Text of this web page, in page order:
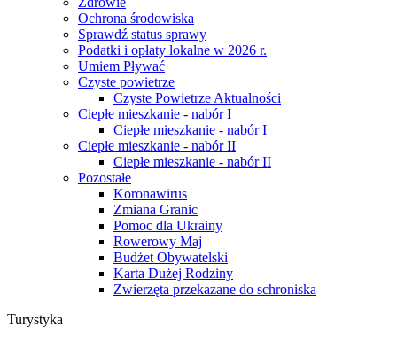
Ochrona środowiska
Sprawdź status sprawy
Podatki i opłaty lokalne w 2026 r.
Umiem Pływać
Czyste powietrze
Czyste Powietrze Aktualności
Ciepłe mieszkanie - nabór I
Ciepłe mieszkanie - nabór I
Ciepłe mieszkanie - nabór II
Ciepłe mieszkanie - nabór II
Pozostałe
Koronawirus
Zmiana Granic
Pomoc dla Ukrainy
Rowerowy Maj
Budżet Obywatelski
Karta Dużej Rodziny
Zwierzęta przekazane do schroniska
Turystyka